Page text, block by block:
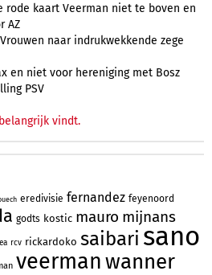
rode kaart Veerman niet te boven en
AZ
naar indrukwekkende zege
en niet voor hereniging met Bosz
PSV
vindt.
eredivisie fernandez feyenoord
godts kostic mauro mijnans
rcv rickardoko saibari sano
veermanwanner